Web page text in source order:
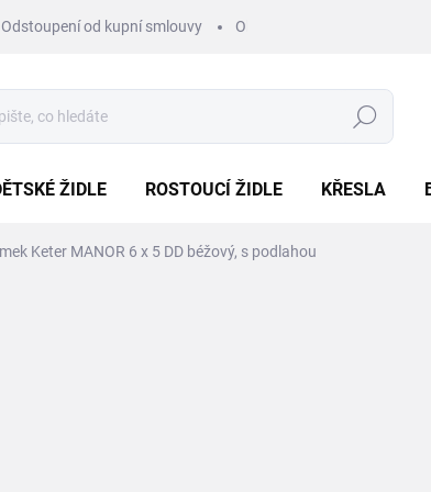
Odstoupení od kupní smlouvy Obchodní podmínky
Hledat
ŽIDLE ROSTOUCÍ ŽIDLE KŘESLA
Keter MANOR 6 x 5 DD béžový, s podlahou